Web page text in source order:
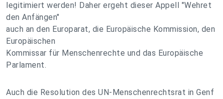
legitimiert werden! Daher ergeht dieser Appell "Wehret
den Anfängen"
auch an den Europarat, die Europäische Kommission, den
Europäischen
Kommissar für Menschenrechte und das Europäische
Parlament.
Auch die Resolution des UN-Menschenrechtsrat in Genf